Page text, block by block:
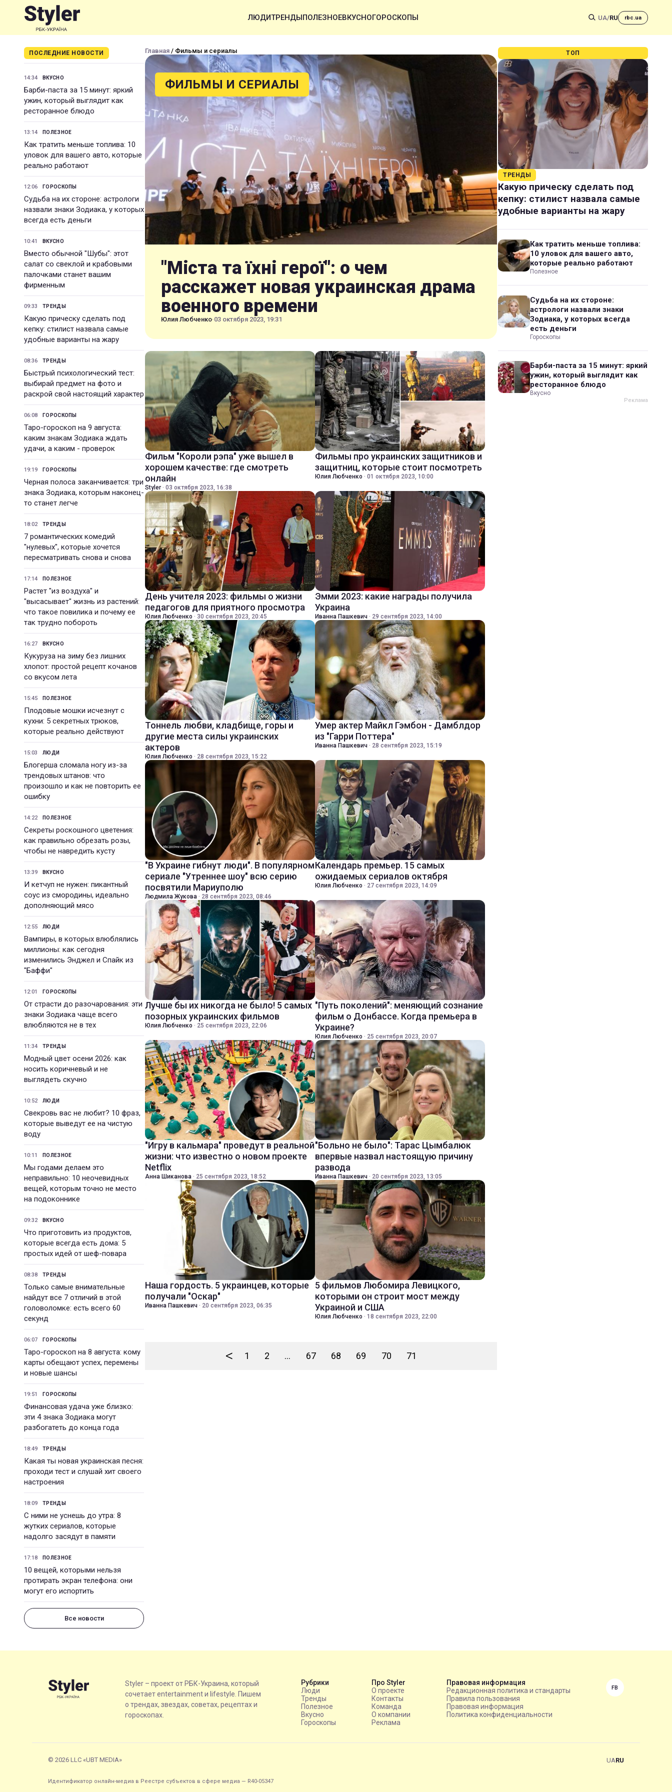
ЛЮДИТРЕНДЫПОЛЕЗНОЕВКУСНОГОРОСКОПЫ UA/RU rbc.ua
ПОСЛЕДНИЕ НОВОСТИ
14:34 ВКУСНО
Барби-паста за 15 минут: яркий
ужин, который выглядит как
ресторанное блюдо
13:14 ПОЛЕЗНОЕ
Как тратить меньше топлива: 10
уловок для вашего авто, которые
реально работают
12:06 ГОРОСКОПЫ
Судьба на их стороне: астрологи
назвали знаки Зодиака, у которых
всегда есть деньги
10:41 ВКУСНО
Вместо обычной "Шубы": этот
салат со свеклой и крабовыми
палочками станет вашим
фирменным
09:33 ТРЕНДЫ
Какую прическу сделать под
кепку: стилист назвала самые
удобные варианты на жару
08:36 ТРЕНДЫ
Быстрый психологический тест:
выбирай предмет на фото и
раскрой свой настоящий характер
06:08 ГОРОСКОПЫ
Таро-гороскоп на 9 августа:
каким знакам Зодиака ждать
удачи, а каким - проверок
19:19 ГОРОСКОПЫ
Черная полоса заканчивается: три
знака Зодиака, которым наконец-
то станет легче
18:02 ТРЕНДЫ
7 романтических комедий
"нулевых", которые хочется
пересматривать снова и снова
17:14 ПОЛЕЗНОЕ
Растет "из воздуха" и
"высасывает" жизнь из растений:
что такое повилика и почему ее
так трудно побороть
16:27 ВКУСНО
Кукуруза на зиму без лишних
хлопот: простой рецепт кочанов
со вкусом лета
15:45 ПОЛЕЗНОЕ
Плодовые мошки исчезнут с
кухни: 5 секретных трюков,
которые реально действуют
15:03 ЛЮДИ
Блогерша сломала ногу из-за
трендовых штанов: что
произошло и как не повторить ее
ошибку
14:22 ПОЛЕЗНОЕ
Секреты роскошного цветения:
как правильно обрезать розы,
чтобы не навредить кусту
13:39 ВКУСНО
И кетчуп не нужен: пикантный
соус из смородины, идеально
дополняющий мясо
12:55 ЛЮДИ
Вампиры, в которых влюблялись
миллионы: как сегодня
изменились Энджел и Спайк из
"Баффи"
12:01 ГОРОСКОПЫ
От страсти до разочарования: эти
знаки Зодиака чаще всего
влюбляются не в тех
11:34 ТРЕНДЫ
Модный цвет осени 2026: как
носить коричневый и не
выглядеть скучно
10:52 ЛЮДИ
Свекровь вас не любит? 10 фраз,
которые выведут ее на чистую
воду
10:11 ПОЛЕЗНОЕ
Мы годами делаем это
неправильно: 10 неочевидных
вещей, которым точно не место
на подоконнике
09:32 ВКУСНО
Что приготовить из продуктов,
которые всегда есть дома: 5
простых идей от шеф-повара
08:38 ТРЕНДЫ
Только самые внимательные
найдут все 7 отличий в этой
головоломке: есть всего 60
секунд
06:07 ГОРОСКОПЫ
Таро-гороскоп на 8 августа: кому
карты обещают успех, перемены
и новые шансы
19:51 ГОРОСКОПЫ
Финансовая удача уже близко:
эти 4 знака Зодиака могут
разбогатеть до конца года
18:49 ТРЕНДЫ
Какая ты новая украинская песня:
проходи тест и слушай хит своего
настроения
18:09 ТРЕНДЫ
С ними не уснешь до утра: 8
жутких сериалов, которые
надолго засядут в памяти
17:18 ПОЛЕЗНОЕ
10 вещей, которыми нельзя
протирать экран телефона: они
могут его испортить
Все новости
Главная / Фильмы и сериалы
ФИЛЬМЫ И СЕРИАЛЫ
"Міста та їхні герої": о чем
расскажет новая украинская драма
военного времени
Юлия Любченко·03 октября 2023, 19:31
Фильм "Короли рэпа" уже вышел в
хорошем качестве: где смотреть
онлайн
Styler · 03 октября 2023, 16:38
Фильмы про украинских защитников и
защитниц, которые стоит посмотреть
Юлия Любченко · 01 октября 2023, 10:00
День учителя 2023: фильмы о жизни
педагогов для приятного просмотра
Юлия Любченко · 30 сентября 2023, 20:45
Эмми 2023: какие награды получила
Украина
Иванна Пашкевич · 29 сентября 2023, 14:00
Тоннель любви, кладбище, горы и
другие места силы украинских
актеров
Юлия Любченко · 28 сентября 2023, 15:22
Умер актер Майкл Гэмбон - Дамблдор
из "Гарри Поттера"
Иванна Пашкевич · 28 сентября 2023, 15:19
"В Украине гибнут люди". В популярном
сериале "Утреннее шоу" всю серию
посвятили Мариуполю
Людмила Жукова · 28 сентября 2023, 08:46
Календарь премьер. 15 самых
ожидаемых сериалов октября
Юлия Любченко · 27 сентября 2023, 14:09
Лучше бы их никогда не было! 5 самых
позорных украинских фильмов
Юлия Любченко · 25 сентября 2023, 22:06
"Путь поколений": меняющий сознание
фильм о Донбассе. Когда премьера в
Украине?
Юлия Любченко · 25 сентября 2023, 20:07
"Игру в кальмара" проведут в реальной
жизни: что известно о новом проекте
Netflix
Анна Шиканова · 25 сентября 2023, 18:52
"Больно не было": Тарас Цымбалюк
впервые назвал настоящую причину
развода
Иванна Пашкевич · 20 сентября 2023, 13:05
Наша гордость. 5 украинцев, которые
получали "Оскар"
Иванна Пашкевич · 20 сентября 2023, 06:35
5 фильмов Любомира Левицкого,
которыми он строит мост между
Украиной и США
Юлия Любченко · 18 сентября 2023, 22:00
< 1 2 ... 67 68 69 70 71
ТОП
ТРЕНДЫ
Какую прическу сделать под
кепку: стилист назвала самые
удобные варианты на жару
Как тратить меньше топлива:
10 уловок для вашего авто,
которые реально работают
Полезное
Судьба на их стороне:
астрологи назвали знаки
Зодиака, у которых всегда
есть деньги
Гороскопы
Барби-паста за 15 минут: яркий
ужин, который выглядит как
ресторанное блюдо
Вкусно
Styler – проект от РБК-Украина, который
сочетает entertainment и lifestyle. Пишем
о трендах, звездах, советах, рецептах и
гороскопах.
Рубрики
Люди
Тренды
Полезное
Вкусно
Гороскопы
Про Styler
О проекте
Контакты
Команда
О компании
Реклама
Правовая информация
Редакционная политика и стандарты
Правила пользования
Правовая информация
Политика конфиденциальности
FB
© 2026 LLC «UBT MEDIA» UARU
Идентификатор онлайн-медиа в Реестре субъектов в сфере медиа — R40-05347